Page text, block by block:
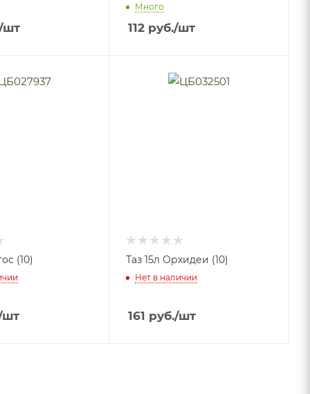
шт
Много
112 руб./шт
(10) Таз 15л Орхидеи (10)
Нет в наличии
161 руб./шт